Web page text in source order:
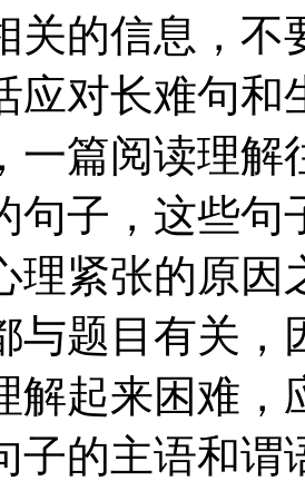
关的信息，不
应对长难句和
一篇阅读理解
句子，这些句
理紧张的原因
与题目有关，
解起来困难，
子的主语和谓